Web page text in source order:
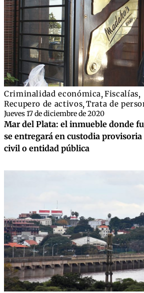
Criminalidad económica,Fiscalías,
Recupero de activos,Trata de
Jueves 17 de diciembre de 2020
Mar del Plata: el inmueble donde
se entregará en custodia
civil o entidad pública